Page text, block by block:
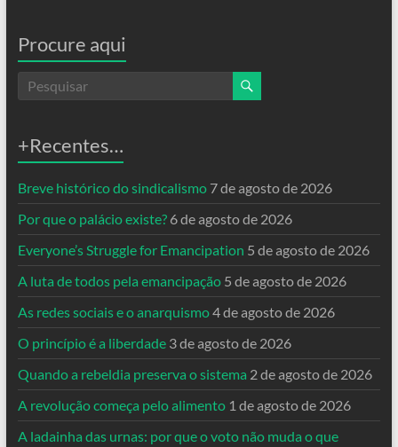
Procure aqui
+Recentes…
Breve histórico do sindicalismo 7 de agosto de 2026
Por que o palácio existe? 6 de agosto de 2026
Everyone’s Struggle for Emancipation 5 de agosto de 2026
A luta de todos pela emancipação 5 de agosto de 2026
As redes sociais e o anarquismo4 de agosto de 2026
O princípio é a liberdade 3 de agosto de 2026
Quando a rebeldia preserva o sistema 2 de agosto de 2026
A revolução começa pelo alimento 1 de agosto de 2026
A ladainha das urnas: por que o voto não muda o que